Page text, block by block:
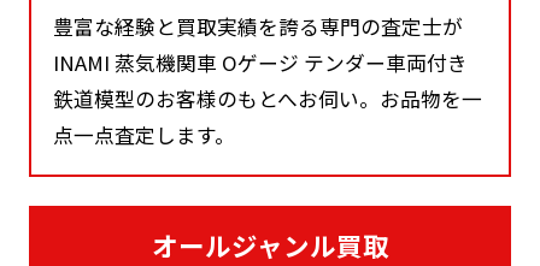
豊富な経験と買取実績を誇る専門の査定士が
INAMI 蒸気機関車 Oゲージ テンダー車両付き
鉄道模型のお客様のもとへお伺い。お品物を一
点一点査定します。
オールジャンル買取